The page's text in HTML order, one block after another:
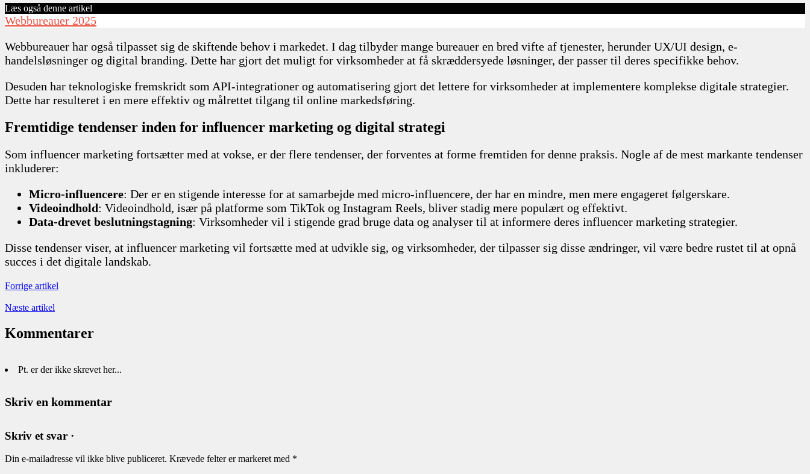
Læs også denne artikel
Webbureauer 2025
Webbureauer har også tilpasset sig de skiftende behov i markedet. I dag tilbyder mange bureauer en bred vifte af tjenester, herunder UX/UI design, e-
handelsløsninger og digital branding. Dette har gjort det muligt for virksomheder at få skræddersyede løsninger, der passer til deres specifikke behov.
Desuden har teknologiske fremskridt som API-integrationer og automatisering gjort det lettere for virksomheder at implementere komplekse digitale strategier.
Dette har resulteret i en mere effektiv og målrettet tilgang til online markedsføring.
Fremtidige tendenser inden for influencer marketing og digital strategi
Som influencer marketing fortsætter med at vokse, er der flere tendenser, der forventes at forme fremtiden for denne praksis. Nogle af de mest markante tendenser
inkluderer:
Micro-influencere: Der er en stigende interesse for at samarbejde med micro-influencere, der har en mindre, men mere engageret følgerskare.
Videoindhold: Videoindhold, især på platforme som TikTok og Instagram Reels, bliver stadig mere populært og effektivt.
Data-drevet beslutningstagning: Virksomheder vil i stigende grad bruge data og analyser til at informere deres influencer marketing strategier.
Disse tendenser viser, at influencer marketing vil fortsætte med at udvikle sig, og virksomheder, der tilpasser sig disse ændringer, vil være bedre rustet til at opnå
succes i det digitale landskab.
Forrige artikel
Næste artikel
Kommentarer
Pt. er der ikke skrevet her...
Skriv en kommentar
Skriv et svar ·
Din e-mailadresse vil ikke blive publiceret. Krævede felter er markeret med *